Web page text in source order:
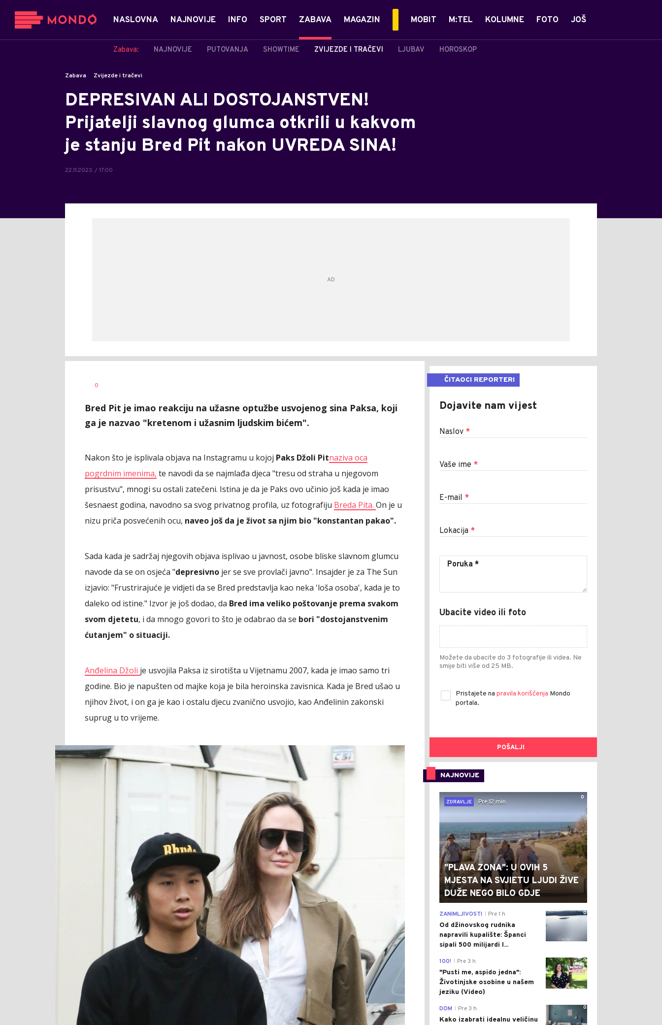
NASLOVNA NAJNOVIJE INFO SPORT ZABAVA
Zabava: NAJNOVIJE PUTOVANJA SHOWTIME ZVIJEZDE I TRAČEVI LJUBAV HOROSKOP
MAGAZIN MOBIT M:TEL KOLUMNE FOTO JOŠ
Zabava Zvijezde i tračevi
DEPRESIVAN ALI DOSTOJANSTVEN!
Prijatelji slavnog glumca otkrili u kakvom
je stanju Bred Pit nakon UVREDA SINA!
22.11.2023. / 17:00
0
Bred Pit je imao reakciju na užasne optužbe usvojenog sina Paksa, koji
ga je nazvao "kretenom i užasnim ljudskim bićem".
Nakon što je isplivala objava na Instagramu u kojoj Paks Džoli Pitnaziva oca
pogrdnim imenima, te navodi da se najmlađa djeca "tresu od straha u njegovom
prisustvu", mnogi su ostali zatečeni. Istina je da je Paks ovo učinio još kada je imao
šesnaest godina, navodno sa svog privatnog profila, uz fotografiju Breda Pita. On je u
nizu priča posvećenih ocu, naveo još da je život sa njim bio "konstantan pakao".
Sada kada je sadržaj njegovih objava isplivao u javnost, osobe bliske slavnom glumcu
navode da se on osjeća "depresivno jer se sve provlači javno". Insajder je za The Sun
izjavio: "Frustrirajuće je vidjeti da se Bred predstavlja kao neka 'loša osoba', kada je to
daleko od istine." Izvor je još dodao, da Bred ima veliko poštovanje prema svakom
svom djetetu, i da mnogo govori to što je odabrao da se bori "dostojanstvenim
ćutanjem" o situaciji.
Anđelina Džoli je usvojila Paksa iz sirotišta u Vijetnamu 2007, kada je imao samo tri
godine. Bio je napušten od majke koja je bila heroinska zavisnica. Kada je Bred ušao u
njihov život, i on ga je kao i ostalu djecu zvanično usvojio, kao Anđelinin zakonski
suprug u to vrijeme.
ČITAOCI REPORTERI
Dojavite nam vijest
Naslov *
Vaše ime *
E-mail *
Lokacija *
Ubacite video ili foto
Možete da ubacite do 3 fotografije ili videa. Ne
smije biti više od 25 MB.
Pristajete na pravila korišćenja Mondo
portala.
POŠALJI
NAJNOVIJE
0
ZDRAVLJE
Pre 12 min
"PLAVA ZONA": U OVIH 5
MJESTA NA SVJIETU LJUDI ŽIVE
DUŽE NEGO BILO GDJE
0
ZANIMLJIVOSTI Pre 1 h
Od džinovskog rudnika
napravili kupalište: Španci
sipali 500 milijardi l...
0
100! Pre 3 h
"Pusti me, aspido jedna":
Životinjske osobine u našem
jeziku (Video)
0
DOM Pre 3 h
Kako izabrati idealnu veličinu